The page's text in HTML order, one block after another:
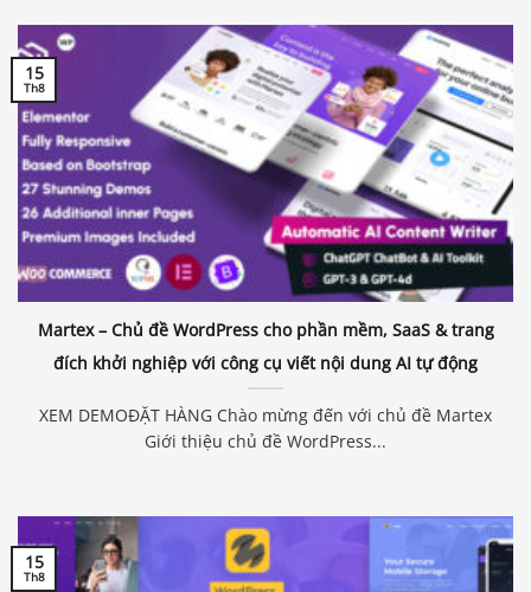
Martex – Chủ đề WordPress cho phần mềm, SaaS & trang
đích khởi nghiệp với công cụ viết nội dung AI tự động
XEM DEMOĐẶT HÀNG Chào mừng đến với chủ đề Martex
Giới thiệu chủ đề WordPress...
15
Th8
15
Th8
Báo giá & Đặt hàng:
0903.976.769